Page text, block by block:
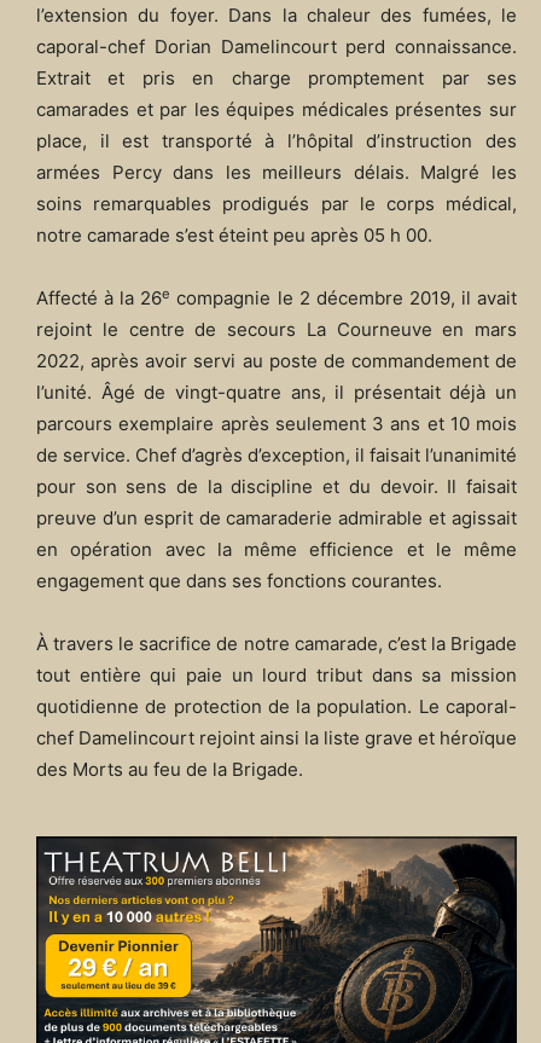
l’extension du foyer. Dans la chaleur des fumées, le
caporal-chef Dorian Damelincourt perd connaissance.
Extrait et pris en charge promptement par ses
camarades et par les équipes médicales présentes sur
place, il est transporté à l’hôpital d’instruction des
armées Percy dans les meilleurs délais. Malgré les
soins remarquables prodigués par le corps médical,
notre camarade s’est éteint peu après 05 h 00.
Affecté à la 26e compagnie le 2 décembre 2019, il avait
rejoint le centre de secours La Courneuve en mars
2022, après avoir servi au poste de commandement de
l’unité. Âgé de vingt-quatre ans, il présentait déjà un
parcours exemplaire après seulement 3 ans et 10 mois
de service. Chef d’agrès d’exception, il faisait l’unanimité
pour son sens de la discipline et du devoir. Il faisait
preuve d’un esprit de camaraderie admirable et agissait
en opération avec la même efficience et le même
engagement que dans ses fonctions courantes.
À travers le sacrifice de notre camarade, c’est la Brigade
tout entière qui paie un lourd tribut dans sa mission
quotidienne de protection de la population. Le caporal-
chef Damelincourt rejoint ainsi la liste grave et héroïque
des Morts au feu de la Brigade.